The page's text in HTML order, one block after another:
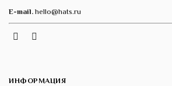
E-mail. hello@hats.ru
Instagram
ИНФОРМАЦИЯ